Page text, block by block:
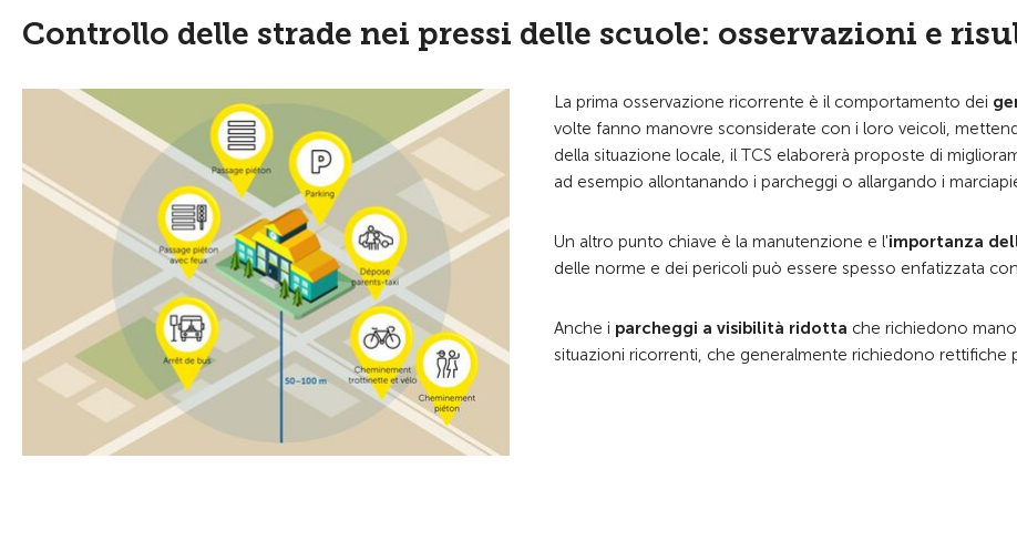
Controllo delle strade nei pressi delle scuole: osservazioni e
La prima osservazione ricorrente è il comportamento dei
volte fanno manovre sconsiderate con i loro veicoli,
della situazione locale, il TCS elaborerà proposte di
ad esempio allontanando i parcheggi o allargando i
Un altro punto chiave è la manutenzione e l'importanza
delle norme e dei pericoli può essere spesso enfatizzata
Anche i parcheggi a visibilità ridotta che richiedono
situazioni ricorrenti, che generalmente richiedono rettifiche